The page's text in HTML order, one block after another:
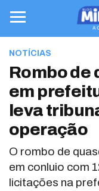
NOTÍCIAS
Rombo de
em
leva
operação
O rombo de
em conluio com
licitações na